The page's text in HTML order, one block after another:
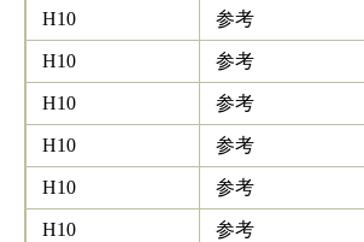
H10 参考
H10 参考
H10 参考
H10 参考
H10 参考
H10 参考